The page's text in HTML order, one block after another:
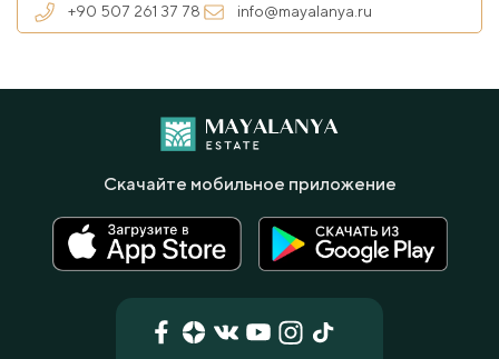
+90 507 261 37 78 info@mayalanya.ru
Скачайте мобильное приложение